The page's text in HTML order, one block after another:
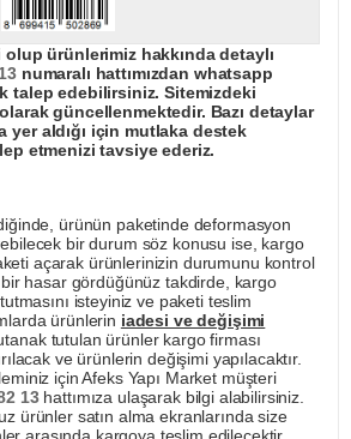
ürünlerimiz hakkında detaylı
numaralı hattımızdan whatsapp
talep edebilirsiniz. Sitemizdeki
güncellenmektedir. Bazı detaylar
yer aldığı için mutlaka destek
etmenizi tavsiye ederiz.
ürünün paketinde deformasyon
bir durum söz konusu ise, kargo
açarak ürünlerinizin durumunu kontrol
hasar gördüğünüz takdirde, kargo
isteyiniz ve paketi teslim
ürünlerin iadesi ve değişimi
tutulan ürünler kargo firması
ve ürünlerin değişimi yapılacaktır.
için Afeks Yapı Market müşteri
13hattımıza ulaşarak bilgi alabilirsiniz.
ürünler satın alma ekranlarında size